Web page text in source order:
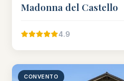
Madonna del Castello
4.9
CONVENTO